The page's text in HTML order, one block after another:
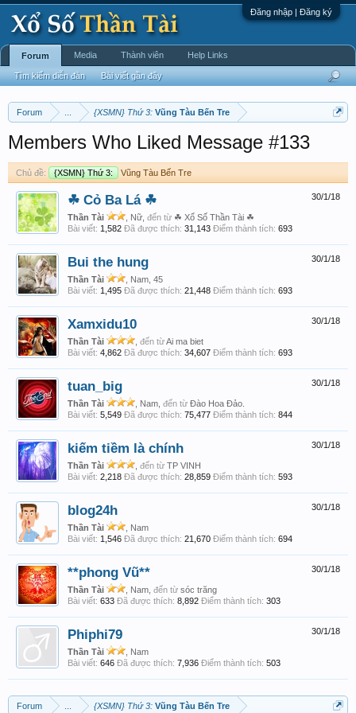
Đăng nhập | Đăng ký
Forum {XSMN} Thứ 3: Vũng Tàu Bến Tre
Members Who Liked Message #133
Chủ đề: {XSMN} Thứ 3: Vũng Tàu Bến Tre
30/1/18
☘ Cỏ Ba Lá ☘
Thần Tài , Nữ, đến từ ☘ Xổ Số Thần Tài ☘
Bài viết: 1,582 Đã được thích: 31,143 Điểm thành tích: 693
30/1/18
Bui the hung
Thần Tài
, Nam, 45
Bài viết: 1,495 Đã được thích: 21,448 Điểm thành tích: 693
30/1/18
Xamxidu10
Thần Tài đến từAi ma biet
Bài viết: 4,862 Đã được thích: 34,607 Điểm thành tích: 693
30/1/18
tuan_big
Thần Tài , Nam, đến từ Đào Hoa Đảo.
Bài viết: 5,549 Đã được thích: 75,477 Điểm thành tích: 844
30/1/18
kiếm tiềm là chính
Thần Tài đến từ TP VINH
Bài viết: 2,218 Đã được thích: 28,859 Điểm thành tích: 593
30/1/18
blog24h
Thần Tài
, Nam
Bài viết: 1,546 Đã được thích: 21,670 Điểm thành tích: 694
30/1/18
**phong Vũ**
Thần Tài , Nam, đến từ sóc trăng
Bài viết: 633 Đã được thích: 8,892 Điểm thành tích: 303
30/1/18
Phiphi79
Thần Tài
, Nam
Bài viết: 646 Đã được thích: 7,936 Điểm thành tích: 503
Forum {XSMN} Thứ 3: Vũng Tàu Bến Tre
Forum
Tìm kiếm diễn đàn Bài viết gần đây
Media Thành viên Help Links